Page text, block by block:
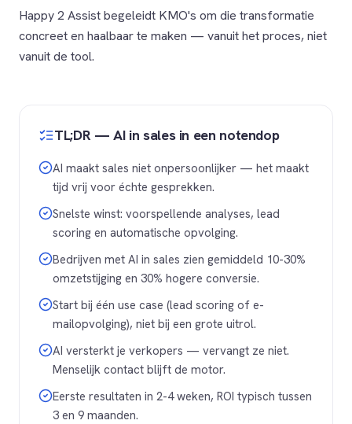
Happy 2 Assist begeleidt KMO's om die transformatie
concreet en haalbaar te maken — vanuit het proces, niet
vanuit de tool.
TL;DR — AI in sales in een notendop
AI maakt sales niet onpersoonlijker — het maakt
tijd vrij voor échte gesprekken.
Snelste winst: voorspellende analyses, lead
scoring en automatische opvolging.
Bedrijven met AI in sales zien gemiddeld 10-30%
omzetstijging en 30% hogere conversie.
Start bij één use case (lead scoring of e-
mailopvolging), niet bij een grote uitrol.
AI versterkt je verkopers — vervangt ze niet.
Menselijk contact blijft de motor.
Eerste resultaten in 2-4 weken, ROI typisch tussen
3 en 9 maanden.